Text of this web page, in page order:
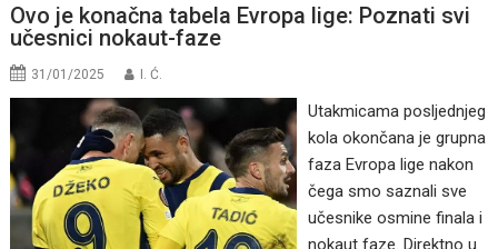
Ovo je konačna tabela Evropa lige: Poznati svi
učesnici nokaut-faze
31/01/2025 I. Ć.
Utakmicama posljednjeg
kola okončana je grupna
faza Evropa lige nakon
čega smo saznali sve
učesnike osmine finala i
nokaut faze. Direktno u